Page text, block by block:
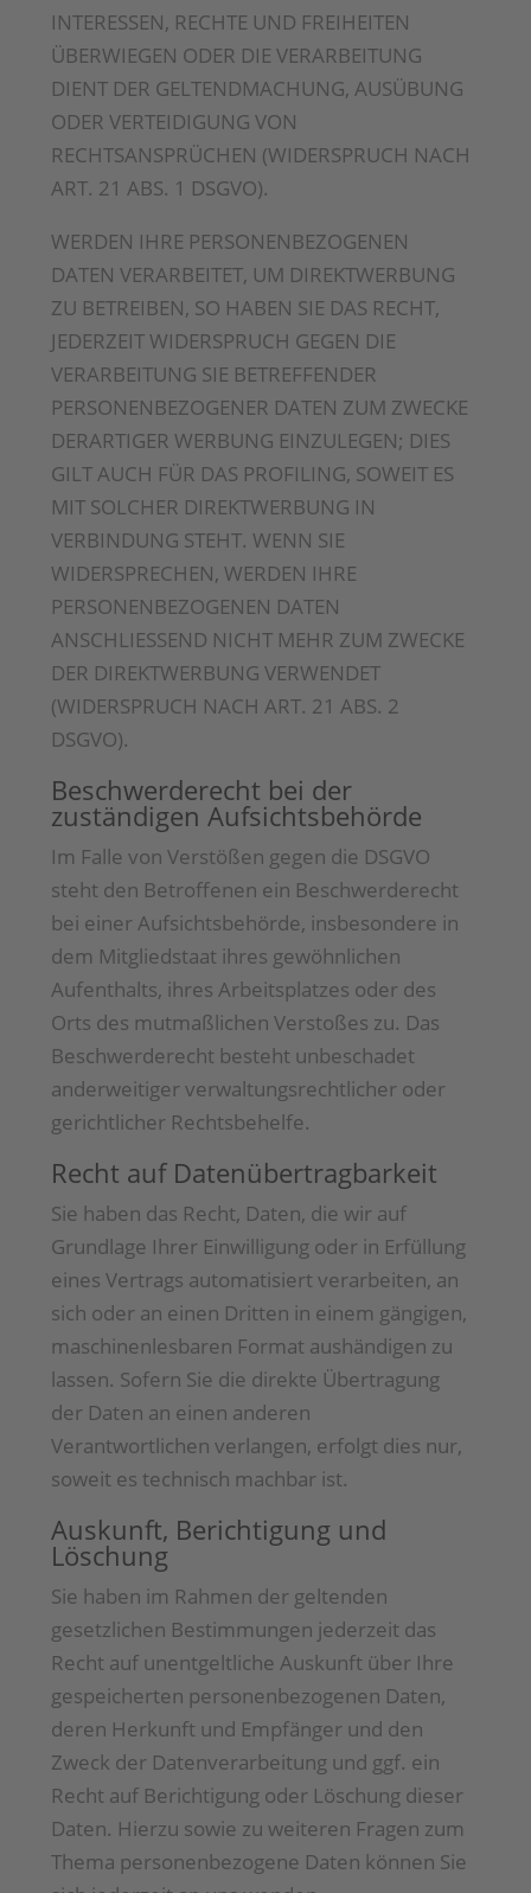
INTERESSEN, RECHTE UND FREIHEITEN
ÜBERWIEGEN ODER DIE VERARBEITUNG
DIENT DER GELTENDMACHUNG, AUSÜBUNG
ODER VERTEIDIGUNG VON
RECHTSANSPRÜCHEN (WIDERSPRUCH NACH
ART. 21 ABS. 1 DSGVO).
WERDEN IHRE PERSONENBEZOGENEN
DATEN VERARBEITET, UM DIREKTWERBUNG
ZU BETREIBEN, SO HABEN SIE DAS RECHT,
JEDERZEIT WIDERSPRUCH GEGEN DIE
VERARBEITUNG SIE BETREFFENDER
PERSONENBEZOGENER DATEN ZUM ZWECKE
DERARTIGER WERBUNG EINZULEGEN; DIES
GILT AUCH FÜR DAS PROFILING, SOWEIT ES
MIT SOLCHER DIREKTWERBUNG IN
VERBINDUNG STEHT. WENN SIE
WIDERSPRECHEN, WERDEN IHRE
PERSONENBEZOGENEN DATEN
ANSCHLIESSEND NICHT MEHR ZUM ZWECKE
DER DIREKTWERBUNG VERWENDET
(WIDERSPRUCH NACH ART. 21 ABS. 2
DSGVO).
Beschwerde­recht bei der
zuständigen Aufsichts­behörde
Im Falle von Verstößen gegen die DSGVO
steht den Betroffenen ein Beschwerderecht
bei einer Aufsichtsbehörde, insbesondere in
dem Mitgliedstaat ihres gewöhnlichen
Aufenthalts, ihres Arbeitsplatzes oder des
Orts des mutmaßlichen Verstoßes zu. Das
Beschwerderecht besteht unbeschadet
anderweitiger verwaltungsrechtlicher oder
gerichtlicher Rechtsbehelfe.
Recht auf Daten­übertrag­barkeit
Sie haben das Recht, Daten, die wir auf
Grundlage Ihrer Einwilligung oder in Erfüllung
eines Vertrags automatisiert verarbeiten, an
sich oder an einen Dritten in einem gängigen,
maschinenlesbaren Format aushändigen zu
lassen. Sofern Sie die direkte Übertragung
der Daten an einen anderen
Verantwortlichen verlangen, erfolgt dies nur,
soweit es technisch machbar ist.
Auskunft, Berichtigung und
Löschung
Sie haben im Rahmen der geltenden
gesetzlichen Bestimmungen jederzeit das
Recht auf unentgeltliche Auskunft über Ihre
gespeicherten personenbezogenen Daten,
deren Herkunft und Empfänger und den
Zweck der Datenverarbeitung und ggf. ein
Recht auf Berichtigung oder Löschung dieser
Daten. Hierzu sowie zu weiteren Fragen zum
Thema personenbezogene Daten können Sie